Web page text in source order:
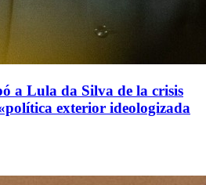
a Lula da Silva de la crisis
exterior ideologizada